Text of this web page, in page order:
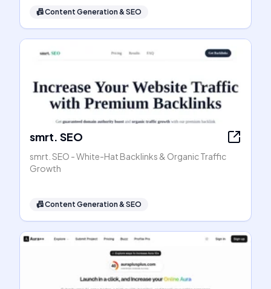
📠Content Generation & SEO
smrt. SEO
smrt. SEO - White-Hat Backlinks & Organic Traffic
Growth
📠Content Generation & SEO